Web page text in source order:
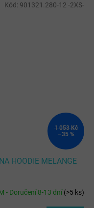
1 053 Kč
–35 %
HOODIE MELANGE
- Doručení 8-13 dní(>5 ks)
Kód: 901321.280-12 -2XS-